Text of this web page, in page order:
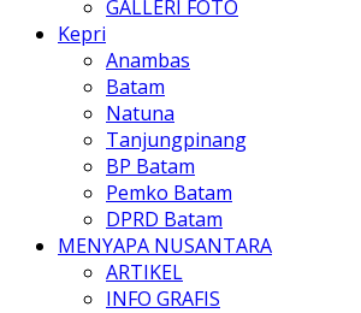
GALLERI FOTO
Kepri
Anambas
Batam
Natuna
Tanjungpinang
BP Batam
Pemko Batam
DPRD Batam
MENYAPA NUSANTARA
ARTIKEL
INFO GRAFIS